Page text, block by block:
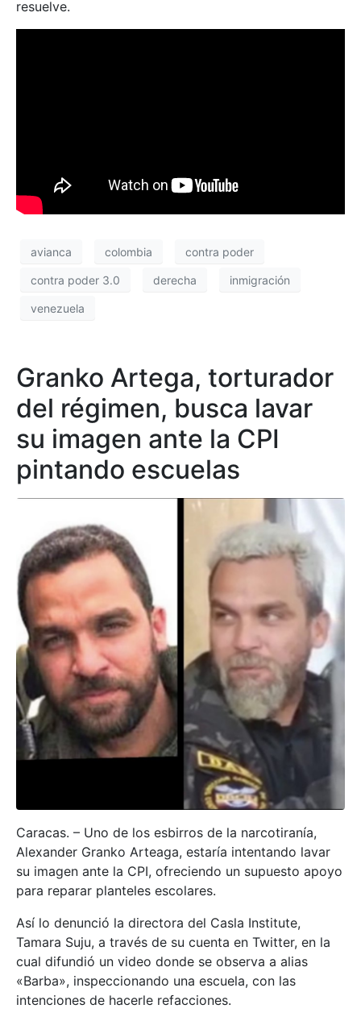
resuelve.
avianca colombia contra poder
contra poder 3.0 derecha inmigración
venezuela
Granko Artega, torturador
del régimen, busca lavar
su imagen ante la CPI
pintando escuelas
Caracas. – Uno de los esbirros de la narcotiranía,
Alexander Granko Arteaga, estaría intentando lavar
su imagen ante la CPI, ofreciendo un supuesto apoyo
para reparar planteles escolares.
Así lo denunció la directora del Casla Institute,
Tamara Suju, a través de su cuenta en Twitter, en la
cual difundió un video donde se observa a alias
«Barba», inspeccionando una escuela, con las
intenciones de hacerle refacciones.